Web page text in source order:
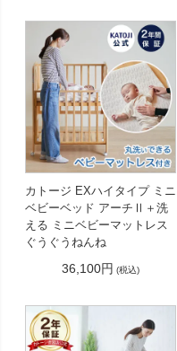
カトージ EXハイタイプ ミニ
ベビーベッド アーチⅡ＋洗
える ミニベビーマットレス
ぐうぐうねんね
36,100円 (税込)